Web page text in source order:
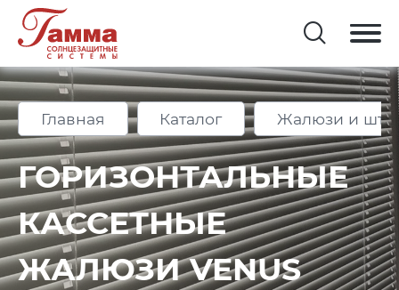
Главная Каталог Жалюзи и
ГОРИЗОНТАЛЬНЫЕ
КАССЕТНЫЕ
ЖАЛЮЗИ VENUS